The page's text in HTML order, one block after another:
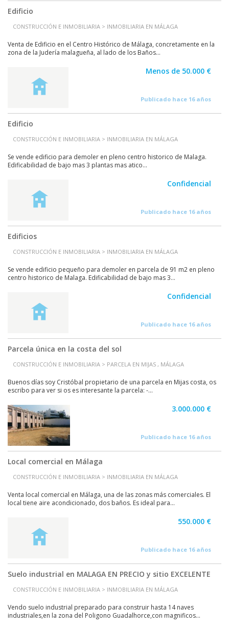
Edificio
CONSTRUCCIÓN E INMOBILIARIA > INMOBILIARIA EN MÁLAGA
Venta de Edificio en el Centro Histórico de Málaga, concretamente en la
zona de la Judería malagueña, al lado de los Baños...
Menos de 50.000 €
Publicado hace 16 años
Edificio
CONSTRUCCIÓN E INMOBILIARIA > INMOBILIARIA EN MÁLAGA
Se vende edificio para demoler en pleno centro historico de Malaga.
Edificabilidad de bajo mas 3 plantas mas atico...
Confidencial
Publicado hace 16 años
Edificios
CONSTRUCCIÓN E INMOBILIARIA > INMOBILIARIA EN MÁLAGA
Se vende edificio pequeño para demoler en parcela de 91 m2 en pleno
centro historico de Malaga. Edificabilidad de bajo mas 3...
Confidencial
Publicado hace 16 años
Parcela única en la costa del sol
CONSTRUCCIÓN E INMOBILIARIA > PARCELA EN MIJAS , MÁLAGA
Buenos días soy Cristóbal propietario de una parcela en Mijas costa, os
escribo para ver si os es interesante la parcela: -...
3.000.000 €
Publicado hace 16 años
Local comercial en Málaga
CONSTRUCCIÓN E INMOBILIARIA > INMOBILIARIA EN MÁLAGA
Venta local comercial en Málaga, una de las zonas más comerciales. El
local tiene aire acondicionado, dos baños. Es ideal para...
550.000 €
Publicado hace 16 años
Suelo industrial en MALAGA EN PRECIO y sitio EXCELENTE
CONSTRUCCIÓN E INMOBILIARIA > INMOBILIARIA EN MÁLAGA
Vendo suelo industrial preparado para construir hasta 14 naves
industriales,en la zona del Poligono Guadalhorce,con magnificos...